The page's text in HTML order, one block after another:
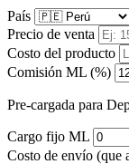
País
Precio de venta
Costo del producto
Comisión ML (%)
Pre-cargada para
Cargo fijo ML
Costo de envío (que